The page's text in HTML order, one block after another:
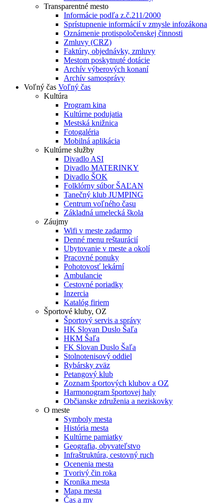
Transparentné mesto
Informácie podľa z.č.211/2000
Sprístupnenie informácií v zmysle infozákona
Oznámenie protispoločenskej činnosti
Zmluvy (CRZ)
Faktúry, objednávky, zmluvy
Mestom poskytnuté dotácie
Archív výberových konaní
Archív samosprávy
Voľný čas Voľný čas
Kultúra
Program kina
Kultúrne podujatia
Mestská knižnica
Fotogaléria
Mobilná aplikácia
Kultúrne služby
Divadlo ASI
Divadlo MATERINKY
Divadlo ŠOK
Folklórny súbor ŠAĽAN
Tanečný klub JUMPING
Centrum voľného času
Základná umelecká škola
Záujmy
Wifi v meste zadarmo
Denné menu reštaurácií
Ubytovanie v meste a okolí
Pracovné ponuky
Pohotovosť lekární
Ambulancie
Cestovné poriadky
Inzercia
Katalóg firiem
Športové kluby, OZ
Športový servis a správy
HK Slovan Duslo Šaľa
HKM Šaľa
FK Slovan Duslo Šaľa
Stolnotenisový oddiel
Rybársky zväz
Petangový klub
Zoznam športových klubov a OZ
Harmonogram športovej haly
Občianske združenia a neziskovky
O meste
Symboly mesta
História mesta
Kultúrne pamiatky
Geografia, obyvateľstvo
Infraštruktúra, cestovný ruch
Ocenenia mesta
Tvorivý čin roka
Kronika mesta
Mapa mesta
Čas a my